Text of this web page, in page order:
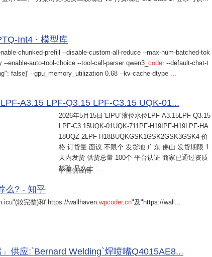
Int4 · 模型库
chunked-prefill --disable-custom-all-reduce --max-num-batched-tok
enable-auto-tool-choice --tool-call-parser qwen3_ coder --default-chat-t
false}' --gpu_memory_utilization 0.68 --kv-cache-dtype ...
A3.15 LPF-Q3.15 LPF-C3.15 UQK-01...
2026年5月15日 `LIPU`液位水位LPF-A3.15LPF-Q3.15
LPF-C3.15UQK-01UQK-711PF-H19IPF-H19LPF-HA
18UQZ-2LPF-H18BUQKGSK1GSK2GSK3GSK4 价
格 订货量 面议 不限个 发货地 广东 佛山 发货期限 1
天内发货 供货总量 100个 平台认证 商家已通过资质
核验 吕女士 ...
中国供应商
么? - 知乎
较完整)和"https://wallhaven.wpcoder.cn"及"https://wall...
」供应:`Bernard Welding`焊喷嘴Q4015AE8...